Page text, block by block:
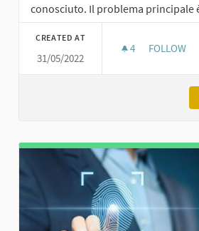
conosciuto. Il problema principale
CREATED AT
31/05/2022
4 4 FOLLOWERS
FOLLOW